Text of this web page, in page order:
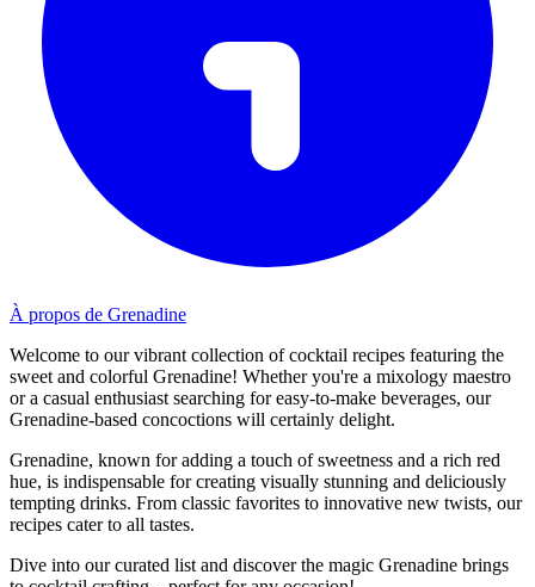
À propos de Grenadine
Welcome to our vibrant collection of cocktail recipes featuring the
sweet and colorful Grenadine! Whether you're a mixology maestro
or a casual enthusiast searching for easy-to-make beverages, our
Grenadine-based concoctions will certainly delight.
Grenadine, known for adding a touch of sweetness and a rich red
hue, is indispensable for creating visually stunning and deliciously
tempting drinks. From classic favorites to innovative new twists, our
recipes cater to all tastes.
Dive into our curated list and discover the magic Grenadine brings